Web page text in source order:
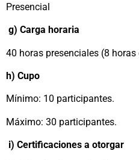
Presencial
g) Carga horaria
40 horas presenciales (8
h) Cupo
Mínimo: 10 participantes.
Máximo: 30 participantes.
i) Certificaciones a otorgar